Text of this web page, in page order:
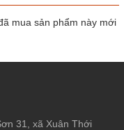
mua sản phẩm này mới
31, xã Xuân Thới